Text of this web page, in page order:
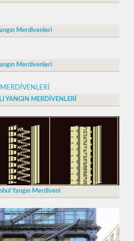
Merdivenleri
Merdivenleri
YANGIN MERDİVENLERİ
Yangın Merdiveni